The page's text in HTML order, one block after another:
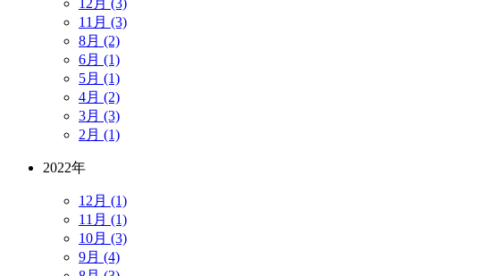
11月 (3)
8月 (2)
6月 (1)
5月 (1)
4月 (2)
3月 (3)
2月 (1)
2022年
12月 (1)
11月 (1)
10月 (3)
9月 (4)